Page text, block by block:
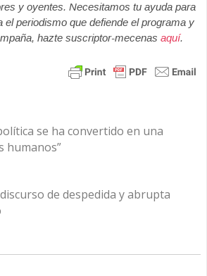
y oyentes. Necesitamos tu ayuda para
el periodismo que defiende el programa y
hazte suscriptor-mecenas aquí.
se ha convertido en una
humanos”
de despedida y abrupta